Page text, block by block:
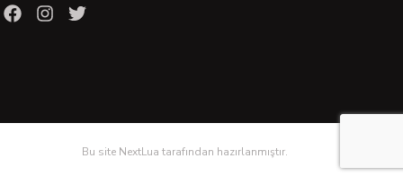
Bu site NextLua tarafından hazırlanmıştır.